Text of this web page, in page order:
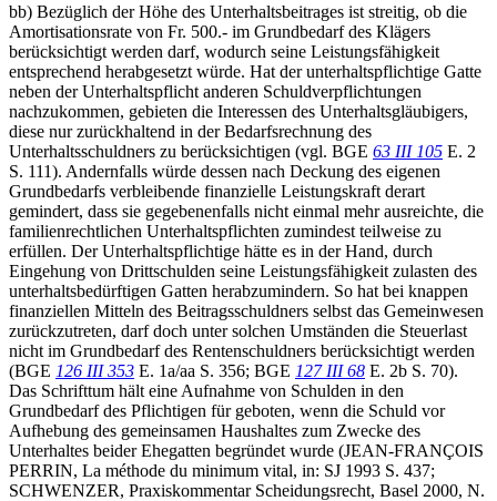
bb) Bezüglich der Höhe des Unterhaltsbeitrages ist streitig, ob die
Amortisationsrate von Fr. 500.- im Grundbedarf des Klägers
berücksichtigt werden darf, wodurch seine Leistungsfähigkeit
entsprechend herabgesetzt würde. Hat der unterhaltspflichtige Gatte
neben der Unterhaltspflicht anderen Schuldverpflichtungen
nachzukommen, gebieten die Interessen des Unterhaltsgläubigers,
diese nur zurückhaltend in der Bedarfsrechnung des
Unterhaltsschuldners zu berücksichtigen (vgl. BGE 63 III 105 E. 2
S. 111). Andernfalls würde dessen nach Deckung des eigenen
Grundbedarfs verbleibende finanzielle Leistungskraft derart
gemindert, dass sie gegebenenfalls nicht einmal mehr ausreichte, die
familienrechtlichen Unterhaltspflichten zumindest teilweise zu
erfüllen. Der Unterhaltspflichtige hätte es in der Hand, durch
Eingehung von Drittschulden seine Leistungsfähigkeit zulasten des
unterhaltsbedürftigen Gatten herabzumindern. So hat bei knappen
finanziellen Mitteln des Beitragsschuldners selbst das Gemeinwesen
zurückzutreten, darf doch unter solchen Umständen die Steuerlast
nicht im Grundbedarf des Rentenschuldners berücksichtigt werden
(BGE 126 III 353 E. 1a/aa S. 356; BGE 127 III 68 E. 2b S. 70).
Das Schrifttum hält eine Aufnahme von Schulden in den
Grundbedarf des Pflichtigen für geboten, wenn die Schuld vor
Aufhebung des gemeinsamen Haushaltes zum Zwecke des
Unterhaltes beider Ehegatten begründet wurde (JEAN-FRANÇOIS
PERRIN, La méthode du minimum vital, in: SJ 1993 S. 437;
SCHWENZER, Praxiskommentar Scheidungsrecht, Basel 2000, N.